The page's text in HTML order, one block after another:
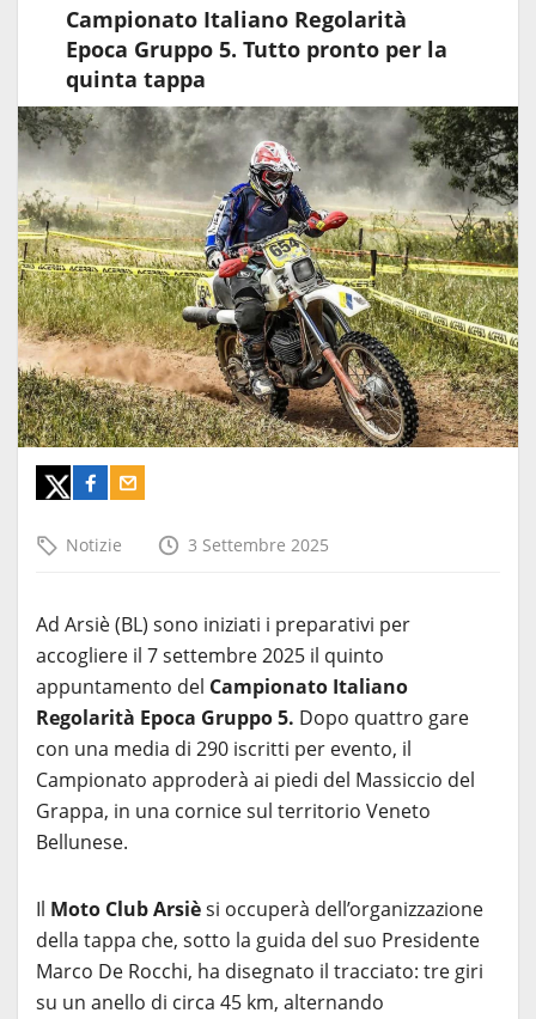
Campionato Italiano Regolarità
Epoca Gruppo 5. Tutto pronto per la
quinta tappa
Notizie 3 Settembre 2025
Ad Arsiè (BL) sono iniziati i preparativi per
accogliere il 7 settembre 2025 il quinto
appuntamento del Campionato Italiano
Regolarità Epoca Gruppo 5. Dopo quattro gare
con una media di 290 iscritti per evento, il
Campionato approderà ai piedi del Massiccio del
Grappa, in una cornice sul territorio Veneto
Bellunese.
Il Moto Club Arsièsi occuperà dell’organizzazione
della tappa che, sotto la guida del suo Presidente
Marco De Rocchi, ha disegnato il tracciato: tre giri
su un anello di circa 45 km, alternando